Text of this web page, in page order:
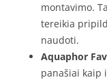
montavimo.
tereikia
naudoti.
Aquaphor
panašiai kaip